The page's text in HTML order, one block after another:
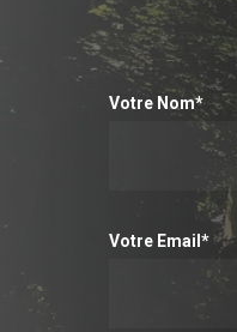
Votre Nom*
Votre Email*